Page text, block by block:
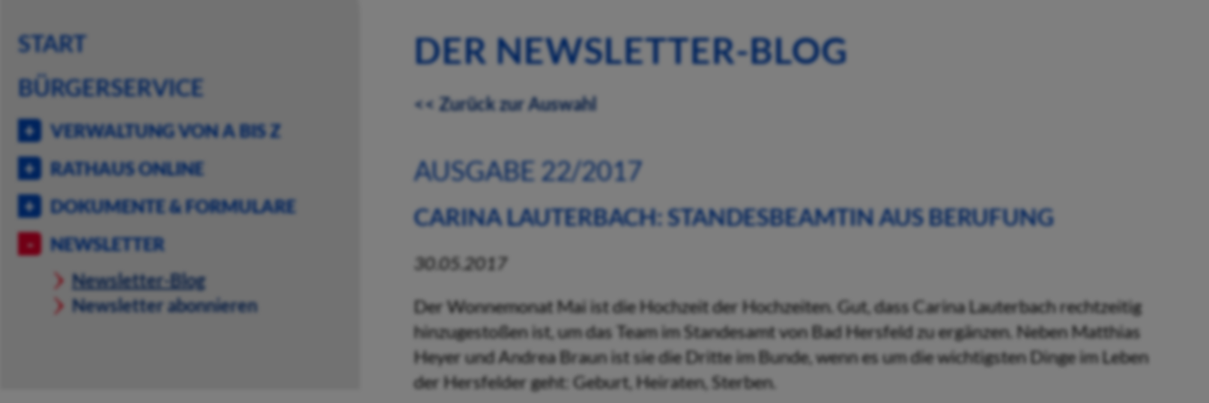
START
BÜRGERSERVICE
VERWALTUNG VON A BIS Z
RATHAUS ONLINE
DOKUMENTE & FORMULARE
NEWSLETTER
Newsletter-Blog
Newsletter abonnieren
DER NEWSLETTER-BLOG
<< Zurück zur Auswahl
AUSGABE 22/2017
CARINA LAUTERBACH: STANDESBEAMTIN AUS BERUFUNG
30.05.2017
Der Wonnemonat Mai ist die Hochzeit der Hochzeiten. Gut, dass Carina Lauterbach rechtzeitig
hinzugestoßen ist, um das Team im Standesamt von Bad Hersfeld zu ergänzen. Neben Matthias
Heyer und Andrea Braun ist sie die Dritte im Bunde, wenn es um die wichtigsten Dinge im Leben
der Hersfelder geht: Geburt, Heiraten, Sterben.